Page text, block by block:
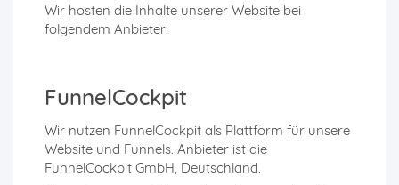
Wir hosten die Inhalte unserer Website bei
folgendem Anbieter:
FunnelCockpit
Wir nutzen FunnelCockpit als Plattform für unsere
Website und Funnels. Anbieter ist die
FunnelCockpit GmbH, Deutschland.